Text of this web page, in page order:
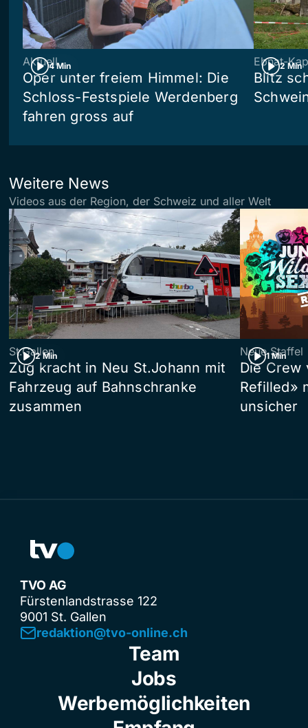
4 Min
Aktuell
Oper unter freiem Himmel: Die
Schloss-Festspiele Werdenberg
fahren gross auf
2 Min
Ebnat-
Blitz
Weitere News
Videos aus der Region, der Schweiz und aller Welt
2 Min
St.Gallen
Zug kracht in Neu St.Johann mit
Fahrzeug auf Bahnschranke
zusammen
1 Min
Neue Staffel
Die Crew
Refilled»
unsicher
TVO AG
Fürstenlandstrasse 122
9001 St. Gallen
redaktion@tvo-online.ch
Team
Jobs
Werbemöglichkeiten